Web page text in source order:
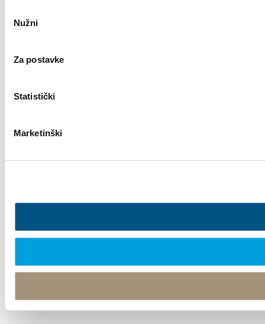
pristanka
Nužni
Za postavke
Statistički
Marketinški